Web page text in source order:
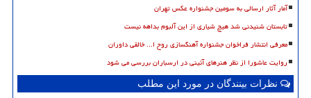
آمار آثار ارسالی به سومین جشنواره عکس تهران
تابستان شنیدنی شد هیچ شیاری از این آلبوم بداهه نیست
معرفی انتشار فراخوان جشنواره آهنگسازی روح ا... خالقی داوران
روایت عاشورا از نظر هنرهای آئینی در ارسباران بررسی می شود
نظرات بینندگان در مورد این مطلب